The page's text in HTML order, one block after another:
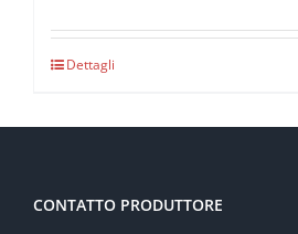
Dettagli
CONTATTO PRODUTTORE